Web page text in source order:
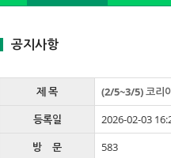
공지사항
제 목
(2/5~3/5) 코리
등록일
2026-02-03
방 문
583